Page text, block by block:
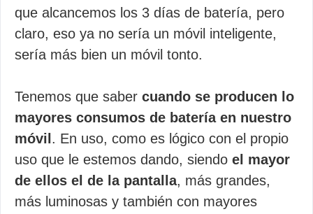
que alcancemos los 3 días de batería, pero
claro, eso ya no sería un móvil inteligente,
sería más bien un móvil tonto.
Tenemos que saber cuando se producen lo
mayores consumos de batería en nuestro
móvil . En uso, como es lógico con el propio
uso que le estemos dando, siendo el mayor
de ellos el de la pantalla, más grandes,
más luminosas y también con mayores